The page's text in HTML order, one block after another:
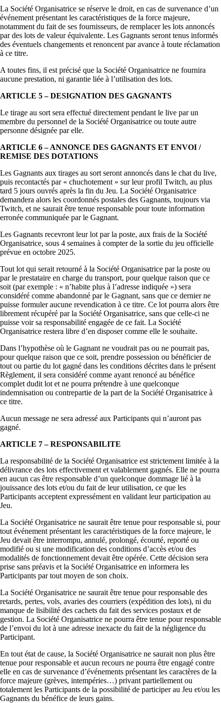
La Société Organisatrice se réserve le droit, en cas de survenance d’un
événement présentant les caractéristiques de la force majeure,
notamment du fait de ses fournisseurs, de remplacer les lots annoncés
par des lots de valeur équivalente. Les Gagnants seront tenus informés
des éventuels changements et renoncent par avance à toute réclamation
à ce titre.
A toutes fins, il est précisé que la Société Organisatrice ne fournira
aucune prestation, ni garantie liée à l’utilisation des lots.
ARTICLE 5 – DESIGNATION DES GAGNANTS
Le tirage au sort sera effectué directement pendant le live par un
membre du personnel de la Société Organisatrice ou toute autre
personne désignée par elle.
ARTICLE 6 – ANNONCE DES GAGNANTS ET ENVOI /
REMISE DES DOTATIONS
Les Gagnants aux tirages au sort seront annoncés dans le chat du live,
puis recontactés par « chuchotement » sur leur profil Twitch, au plus
tard 5 jours ouvrés après la fin du Jeu. La Société Organisatrice
demandera alors les coordonnés postales des Gagnants, toujours via
Twitch, et ne saurait être tenue responsable pour toute information
erronée communiquée par le Gagnant.
Les Gagnants recevront leur lot par la poste, aux frais de la Société
Organisatrice, sous 4 semaines à compter de la sortie du jeu officielle
prévue en octobre 2025.
Tout lot qui serait retourné à la Société Organisatrice par la poste ou
par le prestataire en charge du transport, pour quelque raison que ce
soit (par exemple : « n’habite plus à l’adresse indiquée ») sera
considéré comme abandonné par le Gagnant, sans que ce dernier ne
puisse formuler aucune revendication à ce titre. Ce lot pourra alors être
librement récupéré par la Société Organisatrice, sans que celle-ci ne
puisse voir sa responsabilité engagée de ce fait. La Société
Organisatrice restera libre d’en disposer comme elle le souhaite.
Dans l’hypothèse où le Gagnant ne voudrait pas ou ne pourrait pas,
pour quelque raison que ce soit, prendre possession ou bénéficier de
tout ou partie du lot gagné dans les conditions décrites dans le présent
Règlement, il sera considéré comme ayant renoncé au bénéfice
complet dudit lot et ne pourra prétendre à une quelconque
indemnisation ou contrepartie de la part de la Société Organisatrice à
ce titre.
Aucun message ne sera adressé aux Participants qui n’auront pas
gagné.
ARTICLE 7 – RESPONSABILITE
La responsabilité de la Société Organisatrice est strictement limitée à la
délivrance des lots effectivement et valablement gagnés. Elle ne pourra
en aucun cas être responsable d’un quelconque dommage lié à la
jouissance des lots et/ou du fait de leur utilisation, ce que les
Participants acceptent expressément en validant leur participation au
Jeu.
La Société Organisatrice ne saurait être tenue pour responsable si, pour
tout événement présentant les caractéristiques de la force majeure, le
Jeu devait être interrompu, annulé, prolongé, écourté, reporté ou
modifié ou si une modification des conditions d’accès et/ou des
modalités de fonctionnement devait être opérée. Cette décision sera
prise sans préavis et la Société Organisatrice en informera les
Participants par tout moyen de son choix.
La Société Organisatrice ne saurait être tenue pour responsable des
retards, pertes, vols, avaries des courriers (expédition des lots), ni du
manque de lisibilité des cachets du fait des services postaux et de
gestion. La Société Organisatrice ne pourra être tenue pour responsable
de l’envoi du lot à une adresse inexacte du fait de la négligence du
Participant.
En tout état de cause, la Société Organisatrice ne saurait non plus être
tenue pour responsable et aucun recours ne pourra être engagé contre
elle en cas de survenance d’événements présentant les caractères de la
force majeure (grèves, intempéries…) privant partiellement ou
totalement les Participants de la possibilité de participer au Jeu et/ou les
Gagnants du bénéfice de leurs gains.